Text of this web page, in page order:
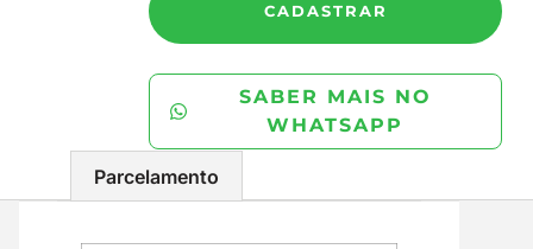
CADASTRAR
SABER MAIS NO
WHATSAPP
Parcelamento